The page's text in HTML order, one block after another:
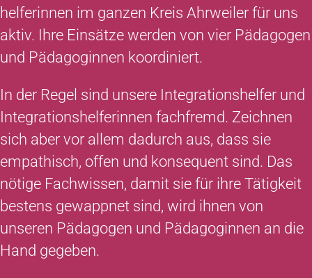
helferinnen im ganzen Kreis Ahrweiler für uns
aktiv. Ihre Einsätze werden von vier Pädagogen
und Pädagoginnen koordiniert.
In der Regel sind unsere Integrationshelfer und
Integrationshelferinnen fachfremd. Zeichnen
sich aber vor allem dadurch aus, dass sie
empathisch, offen und konsequent sind. Das
nötige Fachwissen, damit sie für ihre Tätigkeit
bestens gewappnet sind, wird ihnen von
unseren Pädagogen und Pädagoginnen an die
Hand gegeben.